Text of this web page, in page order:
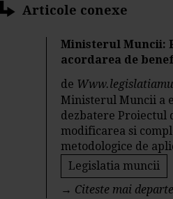
Articole conexe
Ministerul Muncii:
acordarea de
de
Ministerul Muncii a
dezbatere Proiectul
modificarea si
metodologice de
Legislatia muncii
→ Citeste mai departe